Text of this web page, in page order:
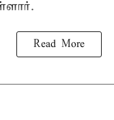
Read More